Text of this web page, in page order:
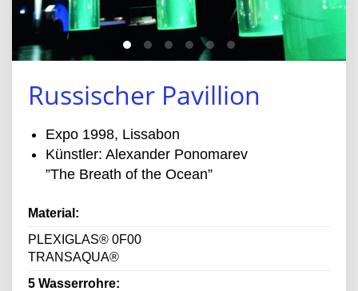
Russischer Pavillion
Expo 1998, Lissabon
Künstler: Alexander Ponomarev
”The Breath of the Ocean”
Material:
PLEXIGLAS® 0F00
TRANSAQUA®
5 Wasserrohre: